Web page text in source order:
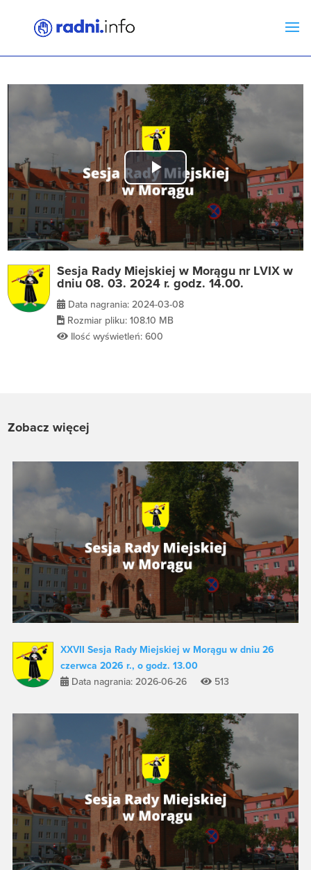
Play
Video
Sesja Rady Miejskiej w Morągu nr LVIX w
dniu 08. 03. 2024 r. godz. 14.00.
Data nagrania: 2024-03-08
Rozmiar pliku: 108.10 MB
Ilość wyświetleń: 600
Zobacz więcej
XXVII Sesja Rady Miejskiej w Morągu w dniu 26
czerwca 2026 r., o godz. 13.00
Data nagrania: 2026-06-26
513